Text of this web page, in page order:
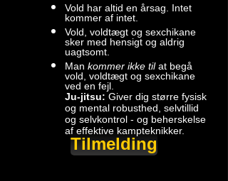
Vold har altid en årsag. Intet
kommer af intet.
Vold, voldtægt og sexchikane
sker med hensigt og aldrig
uagtsomt.
Man kommer ikke tilat begå
vold, voldtægt og sexchikane
ved en fejl.
Ju-jitsu: Giver dig større fysisk
og mental robusthed, selvtillid
og selvkontrol - og beherskelse
af effektive kampteknikker.
Tilmelding